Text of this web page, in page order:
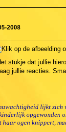
2008
stukje dat jullie
jullie reacties.
lijkt zich
opgewonden
haar ogen knippert,